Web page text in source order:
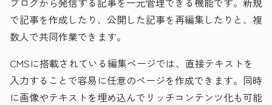
で記事を作成したり、公開した記事を再編集したりと、複
数人で共同作業できます。
CMSに搭載されている編集ページでは、直接テキストを
入力することで容易に任意のページを作成できます。同時
に画像やテキストを埋め込んでリッチコンテンツ化も可能